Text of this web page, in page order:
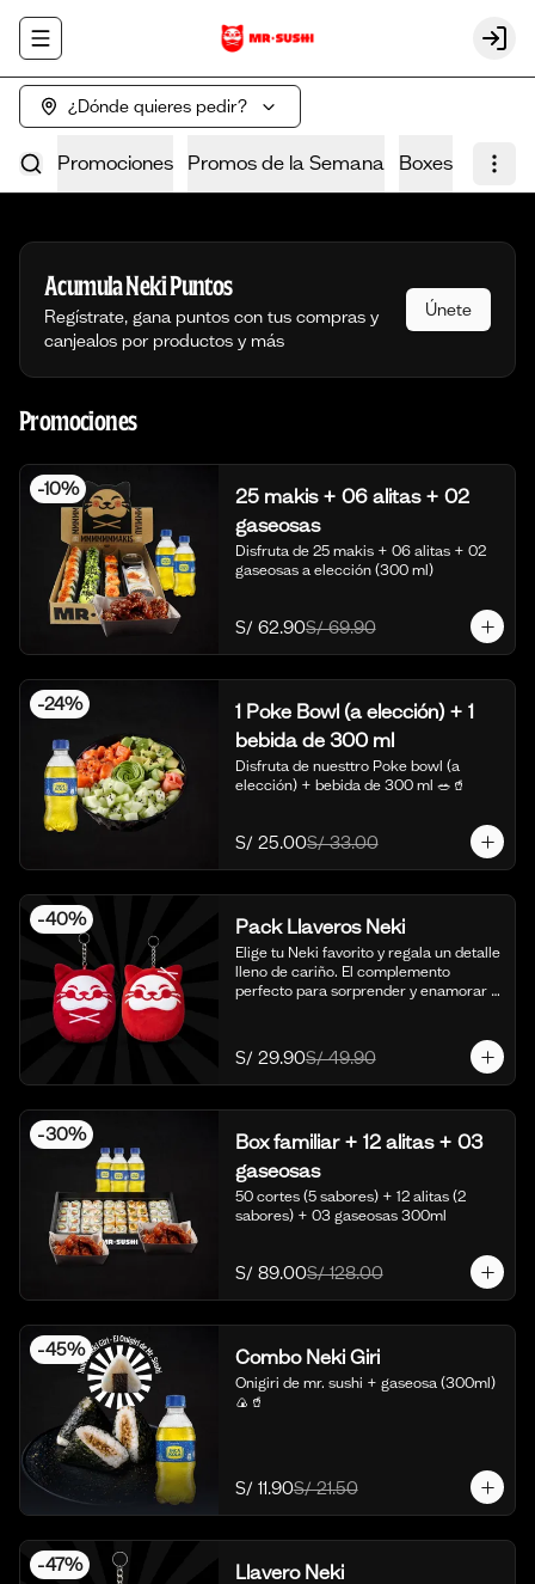
Abrir menu de navegación Login
¿Dónde quieres pedir?
Promociones Promos de la Semana Boxes Poke
AcumulaNeki Puntos
Regístrate, gana puntos con tus compras y
canjealos por productos y más
Únete
Promociones
-10%
25 makis + 06 alitas + 02
gaseosas
Disfruta de 25 makis + 06 alitas + 02
gaseosas a elección (300 ml)
S/ 62.90S/ 69.90
-24%
1 Poke Bowl (a elección) + 1
bebida de 300 ml
Disfruta de nuesttro Poke bowl (a
elección) + bebida de 300 ml 🥗🥤
S/ 25.00S/ 33.00
-40% Pack Llaveros Neki
Elige tu Neki favorito y regala un detalle
lleno de cariño. El complemento
perfecto para sorprender y enamorar
S/ 29.90S/ 49.90
-30%
Box familiar + 12 alitas + 03
gaseosas
50 cortes (5 sabores) + 12 alitas (2
sabores) + 03 gaseosas 300ml
S/ 89.00S/ 128.00
-45% Combo Neki Giri
Onigiri de mr. sushi + gaseosa (300ml)
🍙🥤
S/ 11.90S/ 21.50
-47% Llavero Neki